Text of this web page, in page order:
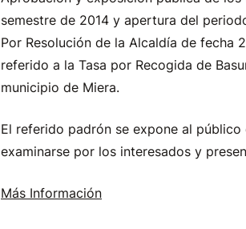
semestre de 2014 y apertura del
Por Resolución de la Alcaldía de fecha
referido a la Tasa por Recogida de
municipio de Miera.
El referido padrón se expone al
examinarse por los interesados y
Más Información